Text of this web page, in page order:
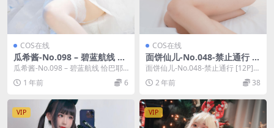
COS在线
瓜希酱-No.098 – 碧蓝航线 恰
巴耶夫·白骑兵的旋律 [20P]
瓜希酱-No.098 – 碧蓝航线 恰巴耶
夫·白骑兵的旋律 [20P]，瓜希酱在...
1 年前 6
COS在线
面饼仙儿-No.048-禁止通行 [1
2P]
面饼仙儿-No.048-禁止通行 [12P]，
面饼仙儿在线作品导航：面饼仙儿
套图...2 年前 38
VIP VIP